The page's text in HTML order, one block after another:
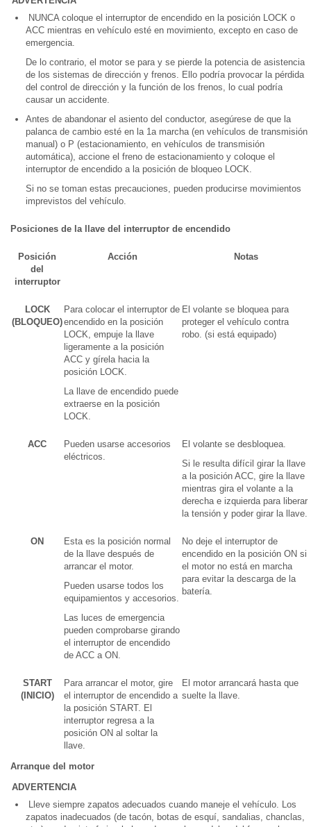
NUNCA coloque el interruptor de encendido en la posición LOCK o
ACC mientras en vehículo esté en movimiento, excepto en caso de
emergencia.
De lo contrario, el motor se para y se pierde la potencia de asistencia
de los sistemas de dirección y frenos. Ello podría provocar la pérdida
del control de dirección y la función de los frenos, lo cual podría
causar un accidente.
Antes de abandonar el asiento del conductor, asegúrese de que la
palanca de cambio esté en la 1a marcha (en vehículos de transmisión
manual) o P (estacionamiento, en vehículos de transmisión
automática), accione el freno de estacionamiento y coloque el
interruptor de encendido a la posición de bloqueo LOCK.
Si no se toman estas precauciones, pueden producirse movimientos
imprevistos del vehículo.
Posiciones de la llave del interruptor de encendido
Posición
del
interruptor
Acción Notas
LOCK
(BLOQUEO)
Para colocar el interruptor de
encendido en la posición
LOCK, empuje la llave
ligeramente a la posición
ACC y gírela hacia la
posición LOCK.
La llave de encendido puede
extraerse en la posición
LOCK.
El volante se bloquea para
proteger el vehículo contra
robo. (si está equipado)
ACC
Pueden usarse accesorios
eléctricos.
El volante se desbloquea.
Si le resulta difícil girar la llave
a la posición ACC, gire la llave
mientras gira el volante a la
derecha e izquierda para liberar
la tensión y poder girar la llave.
ON
Esta es la posición normal
de la llave después de
arrancar el motor.
Pueden usarse todos los
equipamientos y accesorios.
Las luces de emergencia
pueden comprobarse girando
el interruptor de encendido
de ACC a ON.
No deje el interruptor de
encendido en la posición ON si
el motor no está en marcha
para evitar la descarga de la
batería.
START
(INICIO)
Para arrancar el motor, gire
el interruptor de encendido a
la posición START. El
interruptor regresa a la
posición ON al soltar la
llave.
El motor arrancará hasta que
suelte la llave.
Arranque del motor
ADVERTENCIA
Lleve siempre zapatos adecuados cuando maneje el vehículo. Los
zapatos inadecuados (de tacón, botas de esquí, sandalias, chanclas,